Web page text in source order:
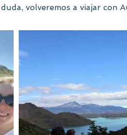
volveremos a viajar con